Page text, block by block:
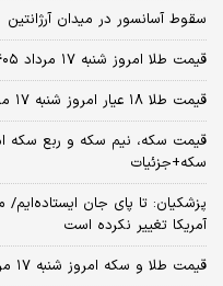
سقوط آسانسور در میدان آرژانتین
قیمت طلا امروز شنبه ۱۷ مرداد ۱۴۰۵/افزایش قیمت طلا
قیمت طلا ۱۸ عیار امروز شنبه ۱۷ مرداد ۱۴۰۵/افزایش قیمت طلا
سکه+جزئیات
پزشکیان: تا پای جان
آمریکا تغییر نکرده است
قیمت طلا و سکه امروز شنبه ۱۷ مرداد ۱۴۰۵/افزایش قیمت طلا و سکه